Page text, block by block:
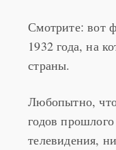
Смотрите: вот
1932 года, на
страны.
Любопытно,
годов
телевидения,